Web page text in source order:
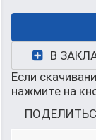
В
Если
нажмите на